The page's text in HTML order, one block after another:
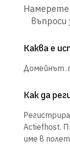
Намерете
въпроси
Каква е
Домейнът
Как да
Actiefhost.
име в